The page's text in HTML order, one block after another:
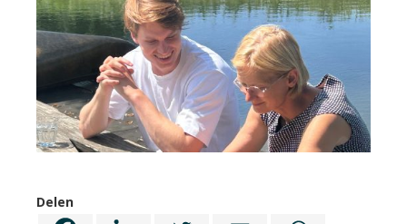
Delen